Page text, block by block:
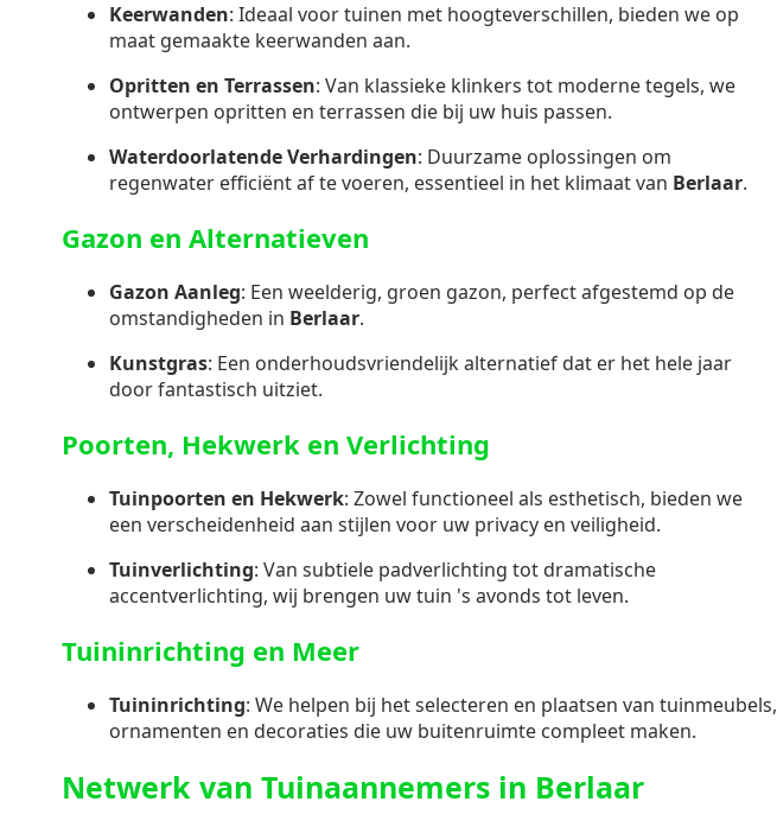
Keerwanden: Ideaal voor tuinen met hoogteverschillen, bieden we op
maat gemaakte keerwanden aan.
Opritten en Terrassen: Van klassieke klinkers tot moderne tegels, we
ontwerpen opritten en terrassen die bij uw huis passen.
Waterdoorlatende Verhardingen: Duurzame oplossingen om
regenwater efficiënt af te voeren, essentieel in het klimaat van Berlaar.
Gazon en Alternatieven
Gazon Aanleg: Een weelderig, groen gazon, perfect afgestemd op de
omstandigheden in Berlaar.
Kunstgras: Een onderhoudsvriendelijk alternatief dat er het hele jaar
door fantastisch uitziet.
Poorten, Hekwerk en Verlichting
Tuinpoorten en Hekwerk: Zowel functioneel als esthetisch, bieden we
een verscheidenheid aan stijlen voor uw privacy en veiligheid.
Tuinverlichting: Van subtiele padverlichting tot dramatische
accentverlichting, wij brengen uw tuin 's avonds tot leven.
Tuininrichting en Meer
Tuininrichting: We helpen bij het selecteren en plaatsen van tuinmeubels,
ornamenten en decoraties die uw buitenruimte compleet maken.
Netwerk van Tuinaannemers in Berlaar